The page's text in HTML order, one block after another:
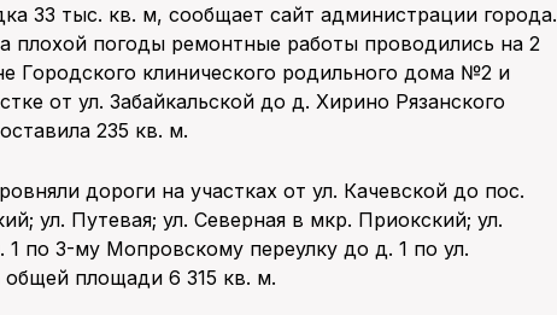
33 тыс. кв. м, сообщает сайт администрации города.
плохой погоды ремонтные работы проводились на 2
Городского клинического родильного дома №2 и
от ул. Забайкальской до д. Хирино Рязанского
235 кв. м.
дороги на участках от ул. Качевской до пос.
ул. Путевая; ул. Северная в мкр. Приокский; ул.
по 3-му Мопровскому переулку до д. 1 по ул.
площади 6 315 кв. м.